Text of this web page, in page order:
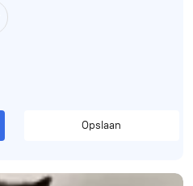
Opslaan